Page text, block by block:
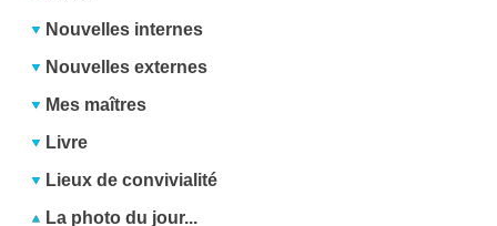
Nouvelles internes
Nouvelles externes
Mes maîtres
Livre
Lieux de convivialité
La photo du jour...